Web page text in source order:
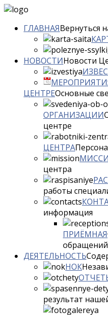
ГЛАВНАЯВернуться
НОВОСТИНовости
ЦЕНТРЕОсновные
ОРГАНИЗАЦИИ
центре
ЦЕНТРА
центра
работы
информация
ПРИЁМНАЯ
ДЕЯТЕЛЬНОСТЬ
НОК
результат